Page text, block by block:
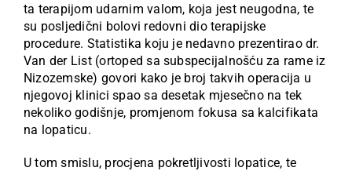
ta terapijom udarnim valom, koja jest neugodna, te
su posljedični bolovi redovni dio terapijske
procedure. Statistika koju je nedavno prezentirao dr.
Van der List (ortoped sa subspecijalnošću za rame iz
Nizozemske) govori kako je broj takvih operacija u
njegovoj klinici spao sa desetak mjesečno na tek
nekoliko godišnje, promjenom fokusa sa kalcifikata
na lopaticu.
U tom smislu, procjena pokretljivosti lopatice, te